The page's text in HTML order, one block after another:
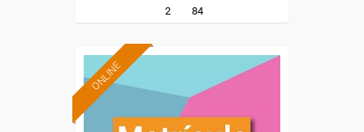
2 84
ONLINE